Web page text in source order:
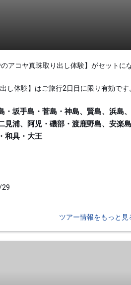
アコヤ真珠取り出し体験】がセットに
し体験】はご旅行2日目に限り有効です
・坂手島・菅島・神島、賢島、浜島
浦、阿児・磯部・渡鹿野島、安楽島
和具・大王
29
ツアー情報をもっと見